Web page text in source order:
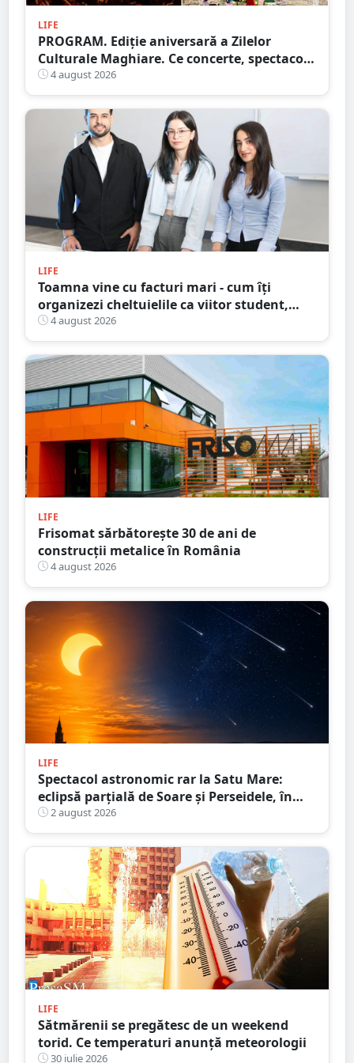
LIFE
PROGRAM. Ediție aniversară a Zilelor
Culturale Maghiare. Ce concerte, spectacole
și alte activități pregătesc organizatorii
4 august 2026
LIFE
Toamna vine cu facturi mari - cum îți
organizezi cheltuielile ca viitor student,
fără să dai totul peste cap
4 august 2026
LIFE
Frisomat sărbătorește 30 de ani de
construcții metalice în România
4 august 2026
LIFE
Spectacol astronomic rar la Satu Mare:
eclipsă parțială de Soare și Perseidele, în
aceeași zi
2 august 2026
LIFE
Sătmărenii se pregătesc de un weekend
torid. Ce temperaturi anunță meteorologii
30 iulie 2026